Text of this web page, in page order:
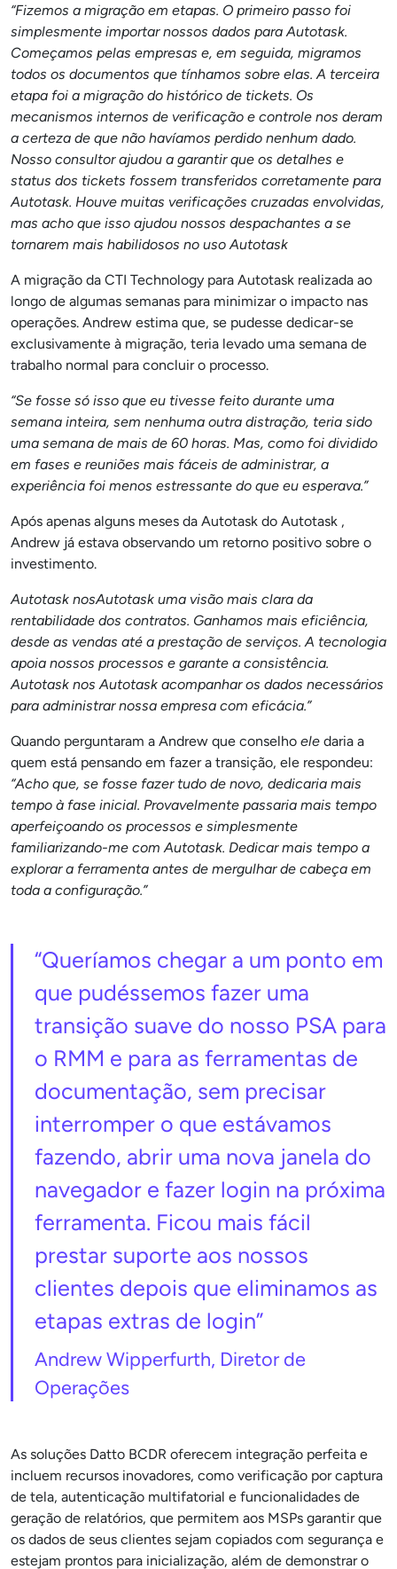
“Fizemos a migração em etapas. O primeiro passo foi
simplesmente importar nossos dados para Autotask.
Começamos pelas empresas e, em seguida, migramos
todos os documentos que tínhamos sobre elas. A terceira
etapa foi a migração do histórico de tickets. Os
mecanismos internos de verificação e controle nos deram
a certeza de que não havíamos perdido nenhum dado.
Nosso consultor ajudou a garantir que os detalhes e
status dos tickets fossem transferidos corretamente para
Autotask. Houve muitas verificações cruzadas envolvidas,
mas acho que isso ajudou nossos despachantes a se
tornarem mais habilidosos no uso Autotask
A migração da CTI Technology para Autotask realizada ao
longo de algumas semanas para minimizar o impacto nas
operações. Andrew estima que, se pudesse dedicar-se
exclusivamente à migração, teria levado uma semana de
trabalho normal para concluir o processo.
“Se fosse só isso que eu tivesse feito durante uma
semana inteira, sem nenhuma outra distração, teria sido
uma semana de mais de 60 horas. Mas, como foi dividido
em fases e reuniões mais fáceis de administrar, a
experiência foi menos estressante do que eu esperava.”
Após apenas alguns meses da Autotask do Autotask ,
Andrew já estava observando um retorno positivo sobre o
investimento.
Autotask nosAutotask uma visão mais clara da
rentabilidade dos contratos. Ganhamos mais eficiência,
desde as vendas até a prestação de serviços. A tecnologia
apoia nossos processos e garante a consistência.
Autotask nos Autotask acompanhar os dados necessários
para administrar nossa empresa com eficácia.”
Quando perguntaram a Andrew que conselho ele daria a
quem está pensando em fazer a transição, ele respondeu:
“Acho que, se fosse fazer tudo de novo, dedicaria mais
tempo à fase inicial. Provavelmente passaria mais tempo
aperfeiçoando os processos e simplesmente
familiarizando-me com Autotask. Dedicar mais tempo a
explorar a ferramenta antes de mergulhar de cabeça em
toda a configuração.”
“Queríamos chegar a um ponto em
que pudéssemos fazer uma
transição suave do nosso PSA para
o RMM e para as ferramentas de
documentação, sem precisar
interromper o que estávamos
fazendo, abrir uma nova janela do
navegador e fazer login na próxima
ferramenta. Ficou mais fácil
prestar suporte aos nossos
clientes depois que eliminamos as
etapas extras de login”
Andrew Wipperfurth, Diretor de
Operações
As soluções Datto BCDR oferecem integração perfeita e
incluem recursos inovadores, como verificação por captura
de tela, autenticação multifatorial e funcionalidades de
geração de relatórios, que permitem aos MSPs garantir que
os dados de seus clientes sejam copiados com segurança e
estejam prontos para inicialização, além de demonstrar o